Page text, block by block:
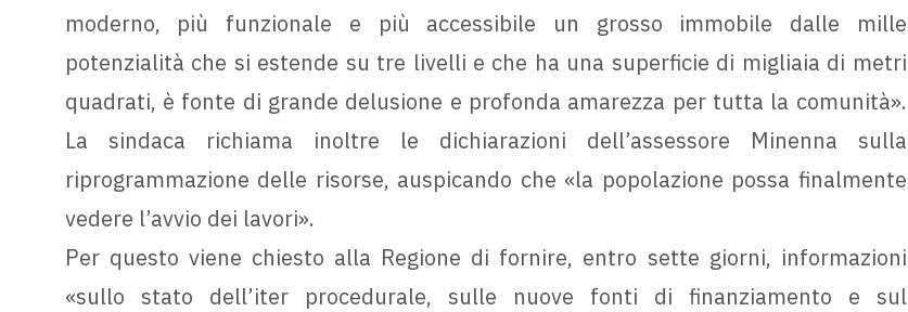
moderno, più funzionale e più accessibile un grosso immobile dalle mille
potenzialità che si estende su tre livelli e che ha una superficie di migliaia di metri
quadrati, è fonte di grande delusione e profonda amarezza per tutta la comunità».
La sindaca richiama inoltre le dichiarazioni dell’assessore Minenna sulla
riprogrammazione delle risorse, auspicando che «la popolazione possa finalmente
vedere l’avvio dei lavori».
Per questo viene chiesto alla Regione di fornire, entro sette giorni, informazioni
«sullo stato dell’iter procedurale, sulle nuove fonti di finanziamento e sul